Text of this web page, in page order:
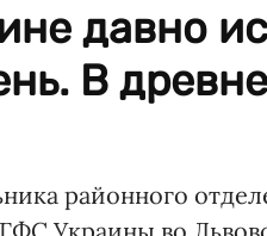
давно
В
районного